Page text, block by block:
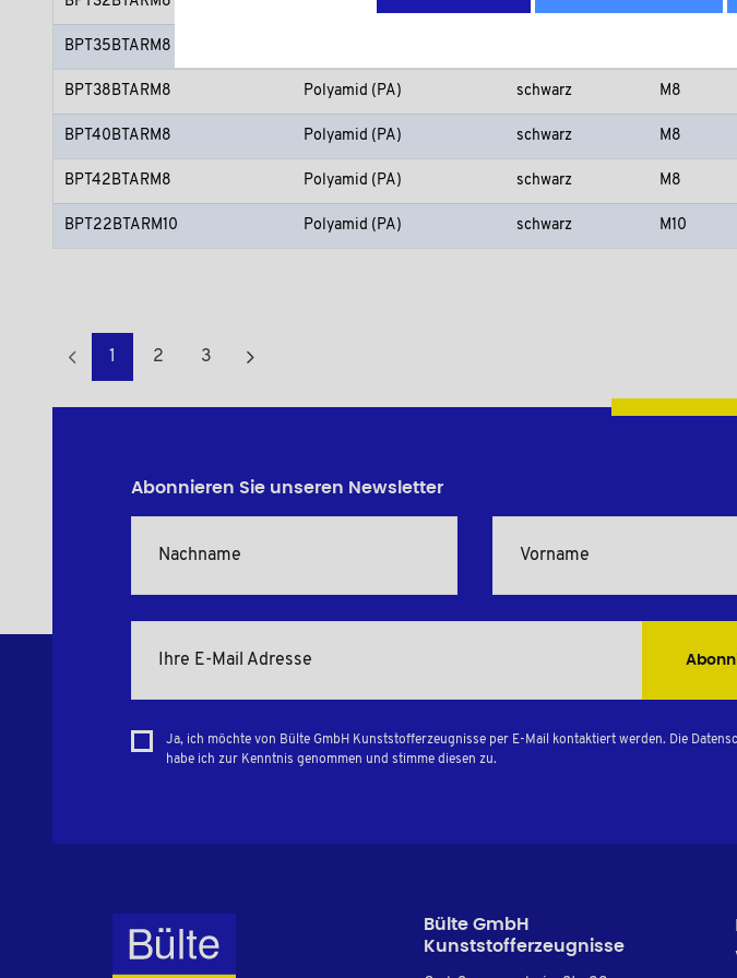
BPT35BTARM8
BPT38BTARM8 Polyamid (PA) schwarz M8
BPT40BTARM8 Polyamid (PA) schwarz M8
BPT42BTARM8 Polyamid (PA) schwarz M8
BPT22BTARM10 Polyamid (PA) schwarz M10
1 2 3
Abonnieren Sie unseren Newsletter
Ja, ich möchte von Bülte GmbH Kunststofferzeugnisse per E-Mail kontaktiert werden. Die
habe ich zur Kenntnis genommen und stimme diesen zu.
Bülte GmbH
Kunststofferzeugnisse